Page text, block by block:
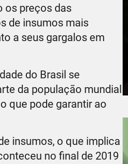
os preços das
de insumos mais
a seus gargalos em
do Brasil se
da população mundial
que pode garantir ao
insumos, o que implica
no final de 2019